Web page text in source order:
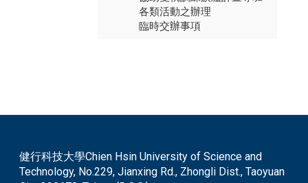
各類活動之辦理
臨時交辦事項
健行科技大學Chien Hsin University of Science and
Technology, No.229, Jianxing Rd., Zhongli Dist., Taoyuan